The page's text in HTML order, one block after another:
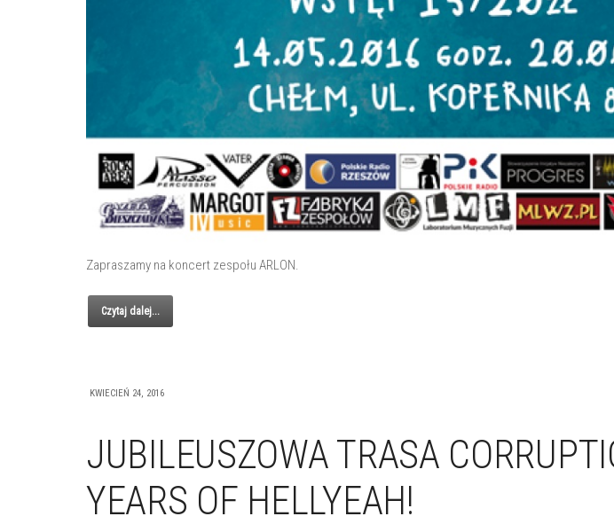
Zapraszamy na koncert zespołu ARLON.
Czytaj dalej...
KWIECIEŃ 24, 2016
JUBILEUSZOWA TRASA
YEARS OF HELLYEAH!